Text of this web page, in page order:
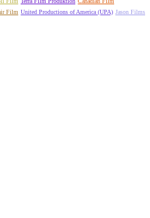
Film United Productions of America (UPA) Jason Films